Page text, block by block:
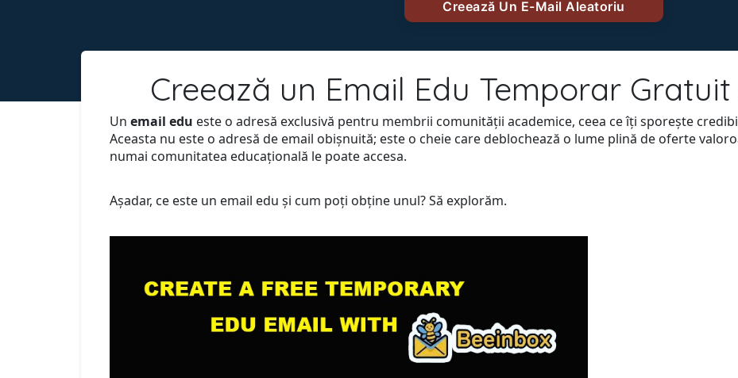
Creează un Email Edu Temporar
Un email edu este o adresă exclusivă pentru membrii comunității academice, ceea ce îți sporește
Aceasta nu este o adresă de email obișnuită; este o cheie care deblochează o lume plină de oferte
numai comunitatea educațională le poate accesa.
Așadar, ce este un email edu și cum poți obține unul? Să explorăm.